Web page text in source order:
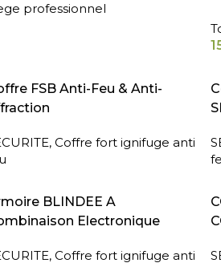
professionnel
LA SUITE
FSB Anti-Feu & Anti-
, Coffre fort ignifuge anti
LA SUITEBLINDEE A
Electronique
, Coffre fort ignifuge anti